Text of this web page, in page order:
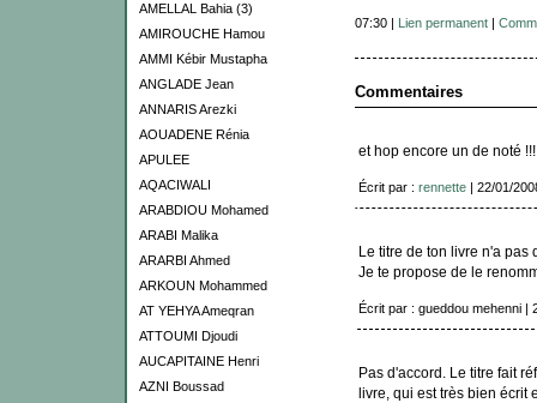
AMELLAL Bahia (3)
AMIROUCHE Hamou
AMMI Kébir Mustapha
ANGLADE Jean
ANNARIS Arezki
AOUADENE Rénia
APULEE
AQACIWALI
ARABDIOU Mohamed
ARABI Malika
ARARBI Ahmed
ARKOUN Mohammed
AT YEHYA Ameqran
ATTOUMI Djoudi
AUCAPITAINE Henri
AZNI Boussad
07:30 | Lien permanent|
Commentaires
et hop encore un de noté !!!
Écrit par : rennette| 22/01/
Le titre de ton livre n'a
Je te propose de le
Écrit par : gueddou mehenni |
Pas d'accord. Le titre fait
livre, qui est très bien écrit